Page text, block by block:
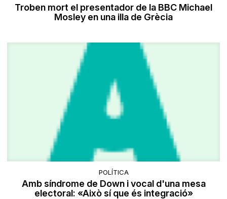
Troben mort el presentador de la BBC Michael
Mosley en una illa de Grècia
POLÍTICA
Amb síndrome de Down i vocal d'una mesa
electoral: «Això sí que és integració»